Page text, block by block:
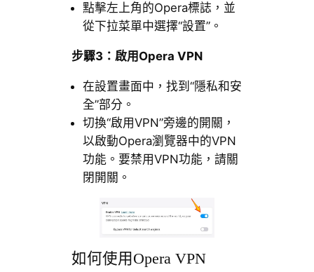
點擊左上角的Opera標誌，並
從下拉菜單中選擇“設置”。
步驟3：啟用Opera VPN
在設置畫面中，找到“隱私和安
全”部分。
切換“啟用VPN”旁邊的開關，
以啟動Opera瀏覽器中的VPN
功能。要禁用VPN功能，請關
閉開關。
如何使用Opera VPN